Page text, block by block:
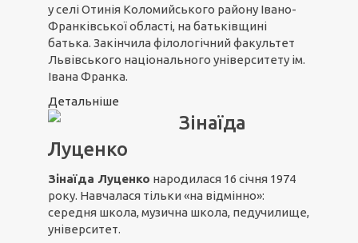
у селі Отинія Коломийського району Івано-
Франківської області, на батьківщині
батька. Закінчила філологічний факультет
Львівського національного університету ім.
Івана Франка.
Детальніше
Зінаїда
Луценко
Зінаїда Луценко народилася 16 січня 1974
року. Навчалася тільки «на відмінно»:
середня школа, музична школа, педучилище,
університет.